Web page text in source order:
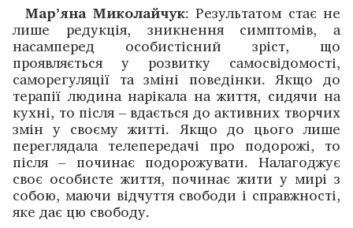
Мар’яна Миколайчук: Результатом стає не
лише редукція, зникнення симптомів, а
насамперед особистісний зріст, що
проявляється у розвитку самосвідомості,
саморегуляції та зміні поведінки. Якщо до
терапії людина нарікала на життя, сидячи на
кухні, то після – вдається до активних творчих
змін у своєму житті. Якщо до цього лише
переглядала телепередачі про подорожі, то
після – починає подорожувати. Налагоджує
своє особисте життя, починає жити у мирі з
собою, маючи відчуття свободи і справжності,
яке дає цю свободу.